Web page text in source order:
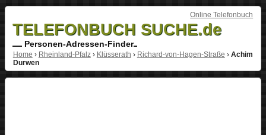
Online Telefonbuch
TELEFONBUCH SUCHE.de
Personen-Adressen-Finder
Home › Rheinland-Pfalz› Klüsserath › Richard-von-Hagen-Straße › Achim
Durwen